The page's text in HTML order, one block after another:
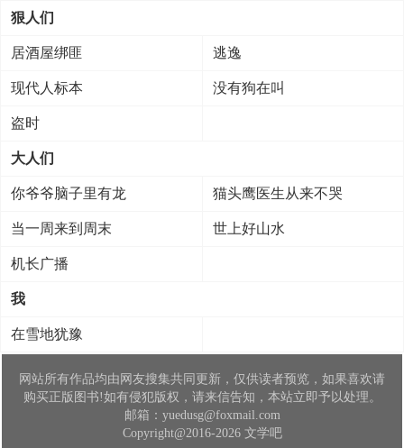
狠人们
居酒屋绑匪 逃逸
现代人标本 没有狗在叫
盗时
大人们
你爷爷脑子里有龙 猫头鹰医生从来不哭
当一周来到周末 世上好山水
机长广播
我
在雪地犹豫
网站所有作品均由网友搜集共同更新，仅供读者预览，如果喜欢请
购买正版图书!如有侵犯版权，请来信告知，本站立即予以处理。
邮箱：yuedusg@foxmail.com
Copyright@2016-2026 文学吧